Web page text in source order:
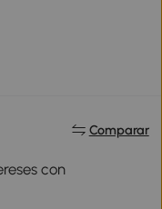
Comparar
con